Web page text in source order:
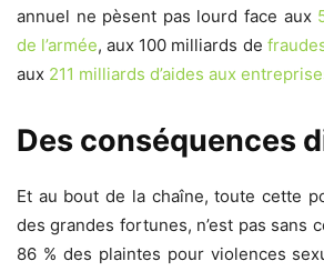
annuel ne pèsent pas lourd face aux
de l’armée, aux 100 milliards de
aux 211 milliards d’aides aux
Des conséquences
Et au bout de la chaîne, toute cette
des grandes fortunes, n’est pas sans
86 % des plaintes pour violences